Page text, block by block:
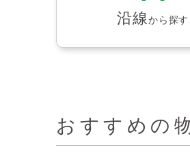
沿線から探す
おすすめの